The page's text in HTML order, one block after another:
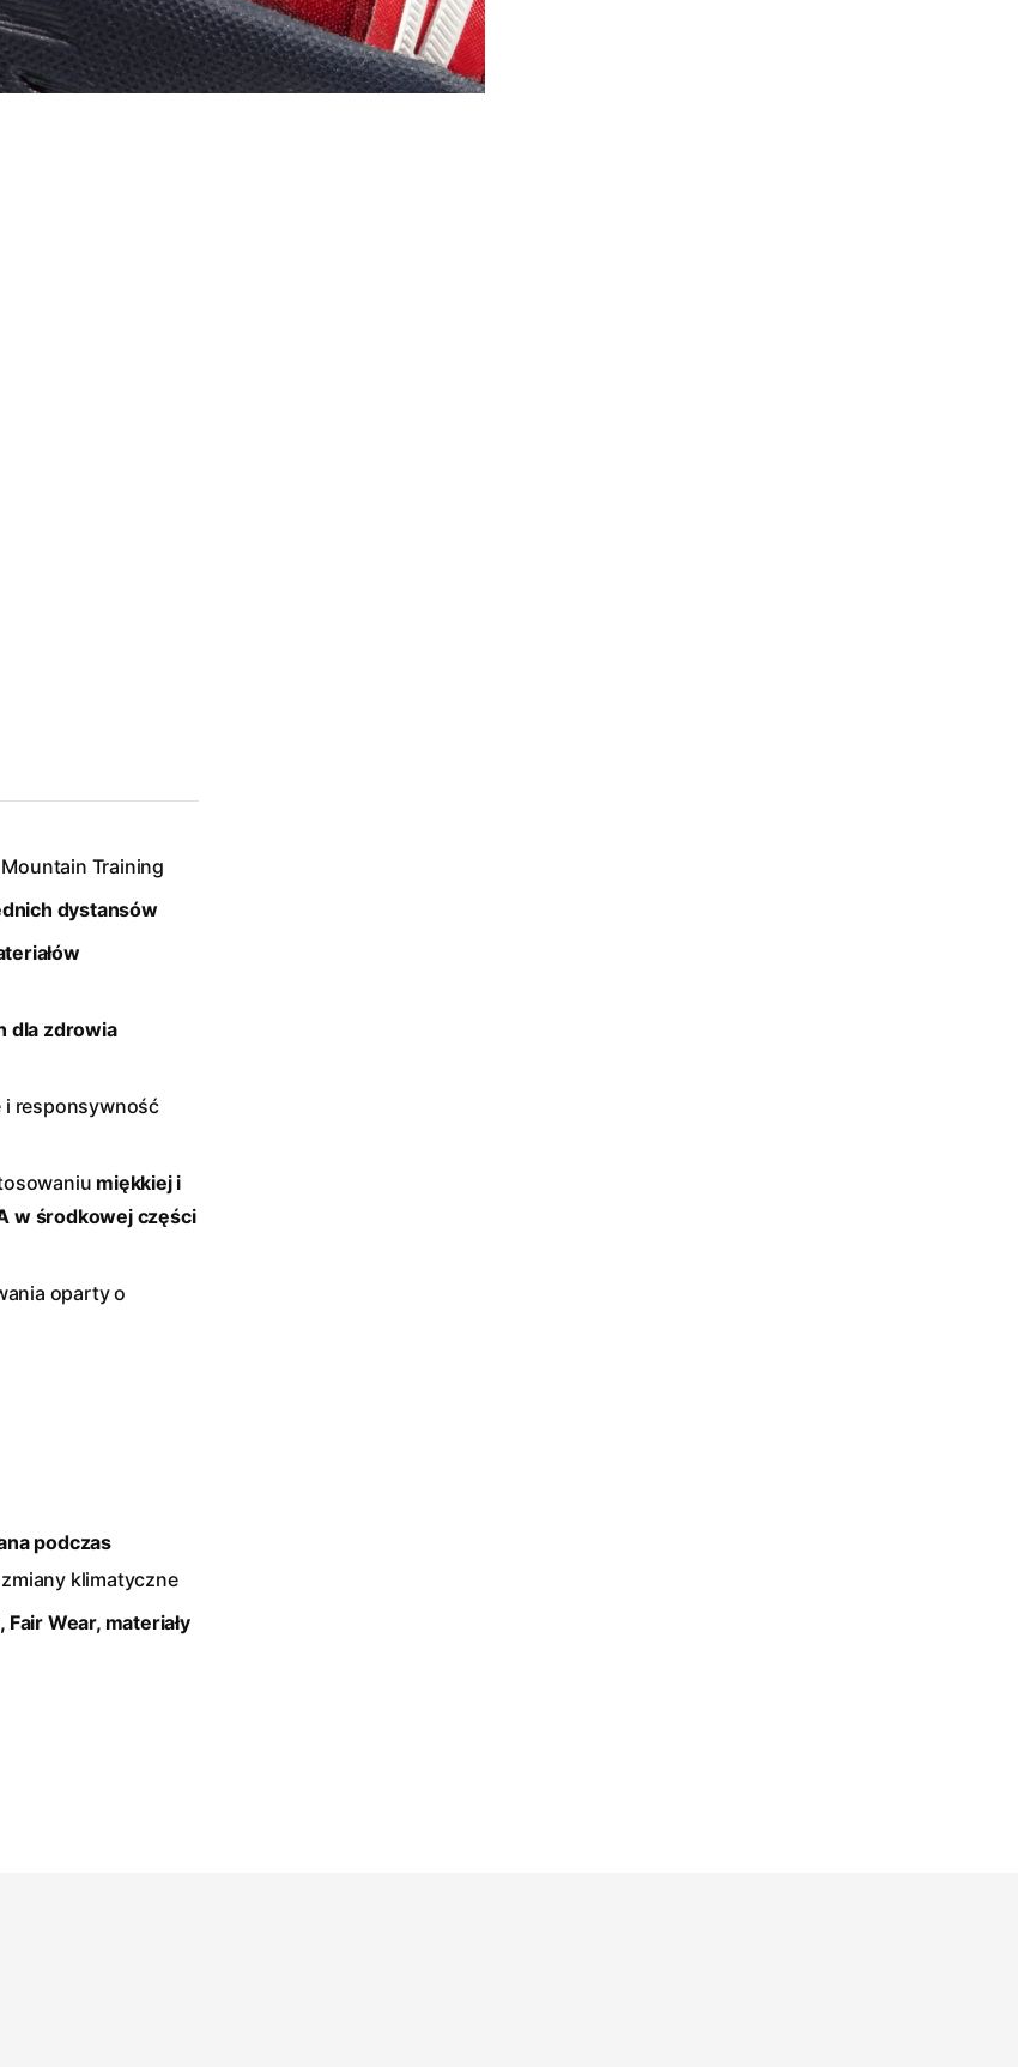
Training
dystansów
dla zdrowia
i responsywność
miękkiej i
w środkowej części
oparty o
podczas
klimatyczne
Wear, materiały